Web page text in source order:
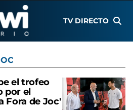
TV DIRECTO
el trofeo
por el
Fora de Joc'